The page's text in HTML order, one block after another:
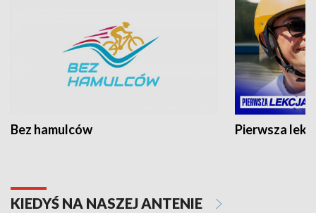
Bez hamulców Pierwsza
KIEDYŚ NA NASZEJ ANTENIE